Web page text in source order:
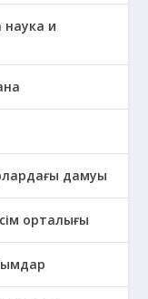
наука и
дамуы
орталығы